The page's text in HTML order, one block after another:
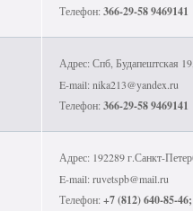
Телефон:366-29-58 9469141
Адрес: Спб, Будапештская
E-mail: nika213@yandex.ru
Телефон: 366-29-58 9469141
Адрес: 192289 г.Санкт-
E-mail: ruvetspb@mail.ru
Телефон:+7 (812) 640-85-